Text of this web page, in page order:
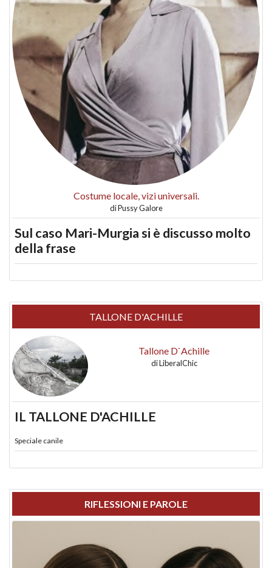
Costume locale, vizi universali.
diPussy Galore
Sul caso Mari-Murgia si è discusso molto
della frase
TALLONE D'ACHILLE
Tallone D`Achille
diLiberalChic
IL TALLONE D'ACHILLE
Speciale canile
RIFLESSIONI E PAROLE